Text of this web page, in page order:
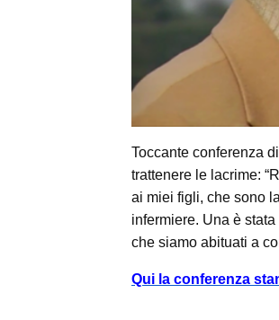
Toccante conferenza
trattenere le lacrime:
ai miei figli, che sono
infermiere. Una è
che siamo abituati a
Qui la conferenza